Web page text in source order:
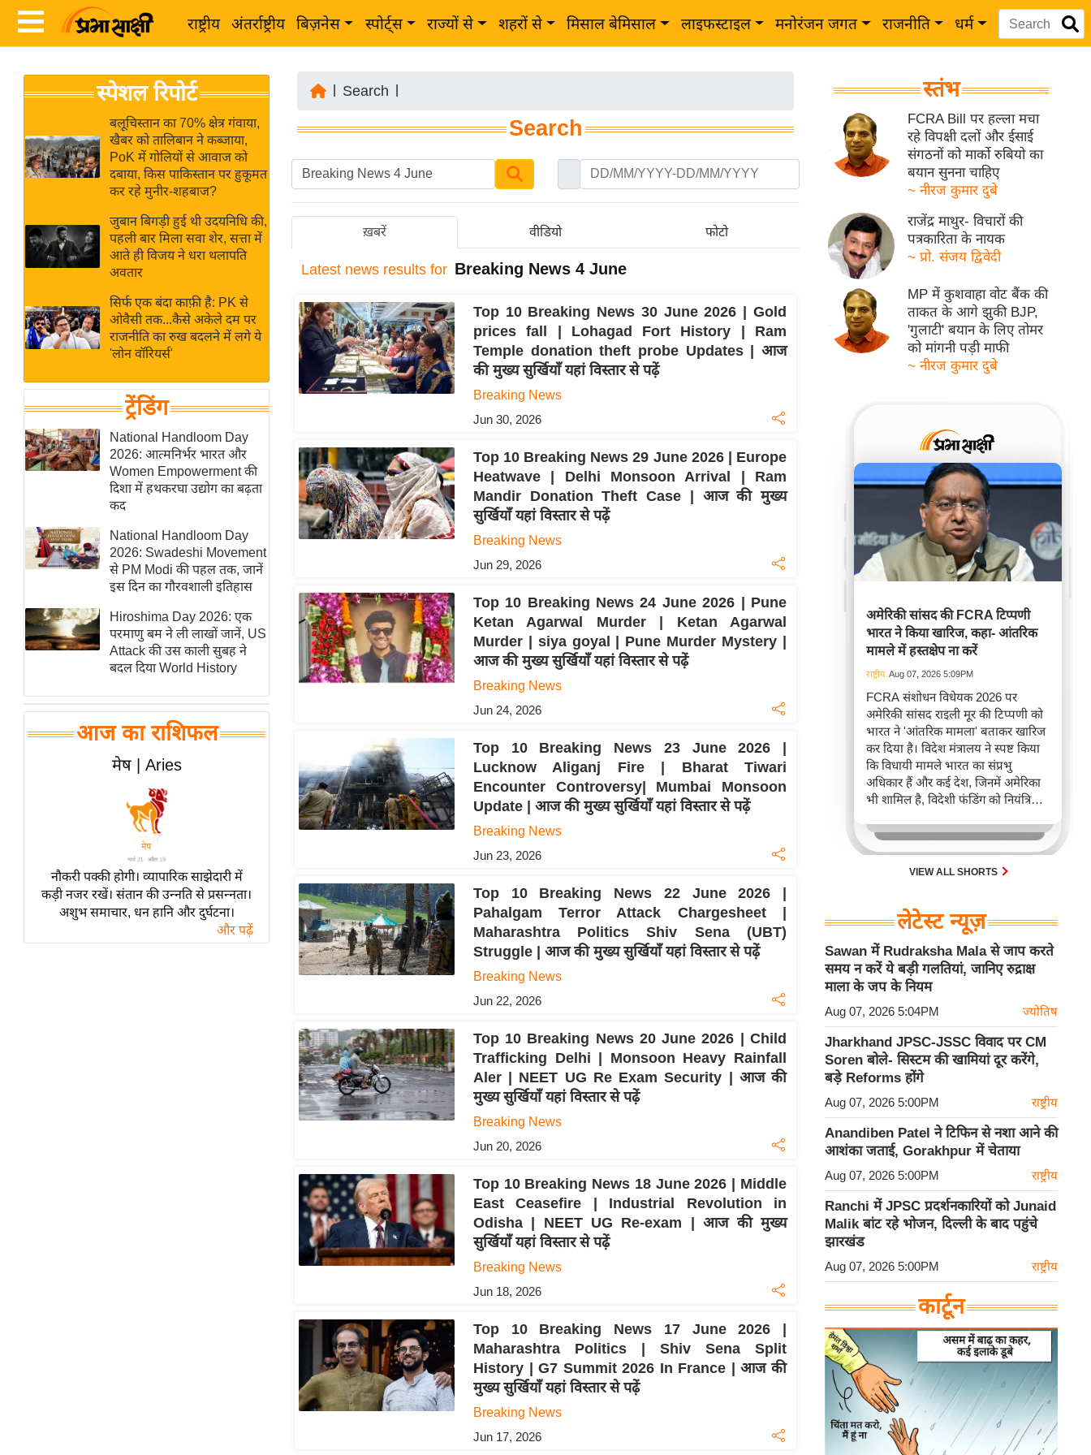
राष्ट्रीय अंतर्राष्ट्रीय बिज़नेस स्पोर्ट्स राज्यों से शहरों से मिसाल बेमिसाल लाइफस्टाइल मनोरंजन जगत राजनीति धर्म
News
Hindi
Hindi
Live
News in
Hindi
News
Hindi
Videos
ब
र
अंतर्राष्ट्रीय
बिज़नेस
उद्योग
विशेषज्ञ
राय
खेल
क्रिकेट
IPL
2026
मिसाल बेमिसाल
शख्सियत
यंग इंडिया
साहित्य जगत
ऑटो वर्ल्ड
न्यूज ब्रीफ
बॉलीवुड
हॉलीवुड
फिल्म समीक्षा
लाइफस्टाइल
टेक्नॉलॉजी
ब्यूटी/फैशन
घरेलू नुस्खे
स्पेशल रिपोर्ट
बलूचिस्तान का 70% क्षेत्र गंवाया,
खैबर को तालिबान ने कब्जाया,
PoK में गोलियों से आवाज को
दबाया, किस पाकिस्तान पर हुकूमत
कर रहे मुनीर-शहबाज?
जुबान बिगड़ी हुई थी उदयनिधि की,
पहली बार मिला सवा शेर, सत्ता में
आते ही विजय ने धरा थलापति
अवतार
सिर्फ एक बंदा काफ़ी है: PK से
ओवैसी तक...कैसे अकेले दम पर
राजनीति का रुख बदलने में लगे ये
'लोन वॉरियर्स'
ट्रेंडिंग
National Handloom Day
2026: आत्मनिर्भर भारत और
Women Empowerment की
दिशा में हथकरघा उद्योग का बढ़ता
कद
National Handloom Day
2026: Swadeshi Movement
से PM Modi की पहल तक, जानें
इस दिन का गौरवशाली इतिहास
Hiroshima Day 2026: एक
परमाणु बम ने ली लाखों जानें, US
Attack की उस काली सुबह ने
बदल दिया World History
आज का राशिफल
मेष | Aries
नौकरी पक्की होगी। व्यापारिक साझेदारी में
कड़ी नजर रखें। संतान की उन्नति से प्रसन्नता।
अशुभ समाचार, धन हानि और दुर्घटना।
और पढ़ें
Search
Search
ख़बरें वीडियो फोटो
Latest news results for Breaking News 4 June
Top 10 Breaking News 30 June 2026 | Gold
prices fall | Lohagad Fort History | Ram
Temple donation theft probe Updates | आज
की मुख्य सुर्खियाँ यहां विस्तार से पढ़ें
Breaking News
Jun 30, 2026
Top 10 Breaking News 29 June 2026 | Europe
Heatwave | Delhi Monsoon Arrival | Ram
Mandir Donation Theft Case | आज की मुख्य
सुर्खियाँ यहां विस्तार से पढ़ें
Breaking News
Jun 29, 2026
Top 10 Breaking News 24 June 2026 | Pune
Ketan Agarwal Murder | Ketan Agarwal
Murder | siya goyal | Pune Murder Mystery |
आज की मुख्य सुर्खियाँ यहां विस्तार से पढ़ें
Breaking News
Jun 24, 2026
Top 10 Breaking News 23 June 2026 |
Lucknow Aliganj Fire | Bharat Tiwari
Encounter Controversy| Mumbai Monsoon
Update | आज की मुख्य सुर्खियाँ यहां विस्तार से पढ़ें
Breaking News
Jun 23, 2026
Top 10 Breaking News 22 June 2026 |
Pahalgam Terror Attack Chargesheet |
Maharashtra Politics Shiv Sena (UBT)
Struggle | आज की मुख्य सुर्खियाँ यहां विस्तार से पढ़ें
Breaking News
Jun 22, 2026
Top 10 Breaking News 20 June 2026 | Child
Trafficking Delhi | Monsoon Heavy Rainfall
Aler | NEET UG Re Exam Security | आज की
मुख्य सुर्खियाँ यहां विस्तार से पढ़ें
Breaking News
Jun 20, 2026
Top 10 Breaking News 18 June 2026 | Middle
East Ceasefire | Industrial Revolution in
Odisha | NEET UG Re-exam | आज की मुख्य
सुर्खियाँ यहां विस्तार से पढ़ें
Breaking News
Jun 18, 2026
Top 10 Breaking News 17 June 2026 |
Maharashtra Politics | Shiv Sena Split
History | G7 Summit 2026 In France | आज की
मुख्य सुर्खियाँ यहां विस्तार से पढ़ें
Breaking News
Jun 17, 2026
स्तंभ
FCRA Bill पर हल्ला मचा
रहे विपक्षी दलों और ईसाई
संगठनों को मार्को रुबियो का
बयान सुनना चाहिए
~ नीरज कुमार दुबे
राजेंद्र माथुर- विचारों की
पत्रकारिता के नायक
~ प्रो. संजय द्विवेदी
MP में कुशवाहा वोट बैंक की
ताकत के आगे झुकी BJP,
'गुलाटी' बयान के लिए तोमर
को मांगनी पड़ी माफी
~ नीरज कुमार दुबे
अमेरिकी सांसद की FCRA टिप्पणी
भारत ने किया खारिज, कहा- आंतरिक
मामले में हस्तक्षेप ना करें
राष्ट्रीय Aug 07, 2026 5:09PM
FCRA संशोधन विधेयक 2026 पर
अमेरिकी सांसद राइली मूर की टिप्पणी को
भारत ने 'आंतरिक मामला' बताकर खारिज
कर दिया है। विदेश मंत्रालय ने स्पष्ट किया
कि विधायी मामले भारत का संप्रभु
अधिकार हैं और कई देश, जिनमें अमेरिका
भी शामिल है, विदेशी फंडिंग को नियंत्रित
FCRA बिल को लेकर अंतरराष्ट्रीय बहस
और भारत-अमेरिका संबंधों के निहितार्थों
को दर्शाती है।VIEW ALL SHORTS
लेटेस्ट न्यूज़
Sawan में Rudraksha Mala से जाप करते
समय न करें ये बड़ी गलतियां, जानिए रुद्राक्ष
माला के जप के नियम
Aug 07, 2026 5:04PM ज्योतिष
Jharkhand JPSC-JSSC विवाद पर CM
Soren बोले- सिस्टम की खामियां दूर करेंगे,
बड़े Reforms होंगे
Aug 07, 2026 5:00PM राष्ट्रीय
Anandiben Patel ने टिफिन से नशा आने की
आशंका जताई, Gorakhpur में चेताया
Aug 07, 2026 5:00PM राष्ट्रीय
Ranchi में JPSC प्रदर्शनकारियों को Junaid
Malik बांट रहे भोजन, दिल्ली के बाद पहुंचे
झारखंड
Aug 07, 2026 5:00PM राष्ट्रीय
कार्टून